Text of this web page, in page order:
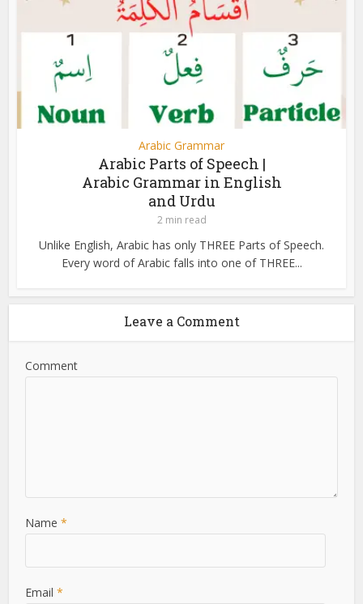
Arabic Grammar
Arabic Parts of Speech |
Arabic Grammar in English
and Urdu
2 min read
Unlike English, Arabic has only THREE Parts of Speech.
Every word of Arabic falls into one of THREE...
Leave a Comment
Comment
Name*
Email*